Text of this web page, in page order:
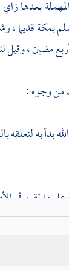
بمكةقديما ،
مضين ، وقيل
من وجوه :
بدأ به
على ما تقرر في
تحريم